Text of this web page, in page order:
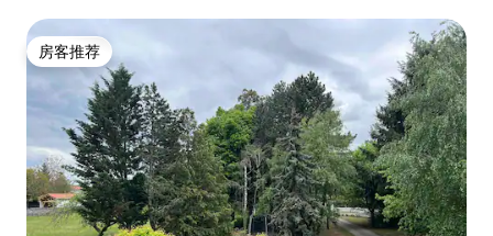
房客推荐
房客推荐